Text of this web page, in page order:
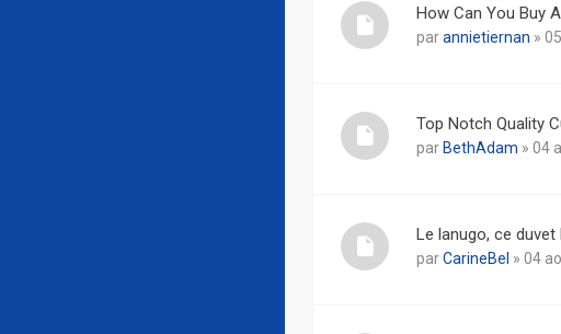
How Can You Buy
parannietiernan »
Top Notch Quality
par BethAdam » 04
Le lanugo, ce
parCarineBel » 04